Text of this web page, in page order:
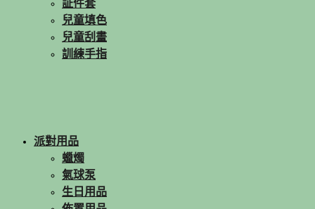
証件套
兒童填色
兒童刮畫
訓練手指
派對用品
蠟燭
氣球泵
生日用品